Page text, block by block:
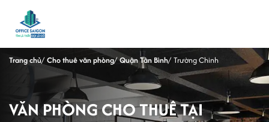
Trang chủ Cho thuê văn phòng Quận Tân Bình Trường Chinh
VĂN PHÒNG CHO THUÊ TẠI